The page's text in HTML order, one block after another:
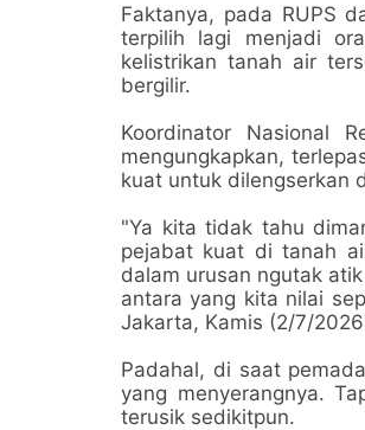
Faktanya, pada RUPS
terpilih lagi menjadi
kelistrikan tanah air
bergilir.
Koordinator Nasional
mengungkapkan,
kuat untuk dilengserkan
"Ya kita tidak tahu
pejabat kuat di tanah
dalam urusan ngutak
antara yang kita nilai
Jakarta, Kamis (2/7/
Padahal, di saat
yang menyerangnya.
terusik sedikitpun.